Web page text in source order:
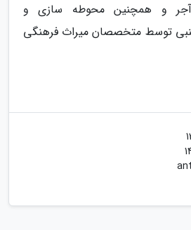
و همچنین محوطه سازی و
توسط متخصصان میراث فرهنگی